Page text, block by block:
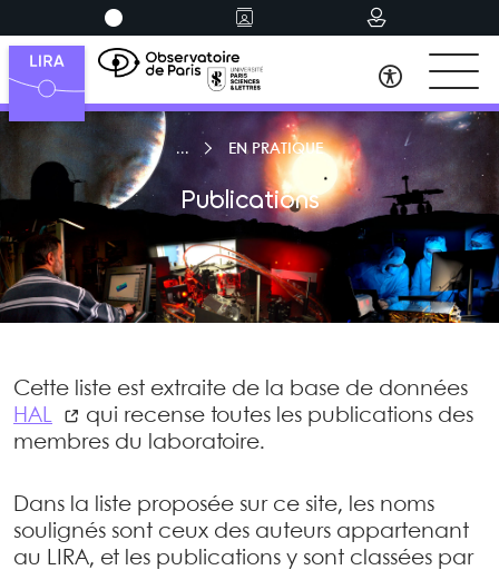
EN PRATIQUE
Publications
Cette liste est extraite de la base de données
HAL
qui recense toutes les publications des
membres du laboratoire.
Dans la liste proposée sur ce site, les noms
soulignés sont ceux des auteurs appartenant
au LIRA, et les publications y sont classées par